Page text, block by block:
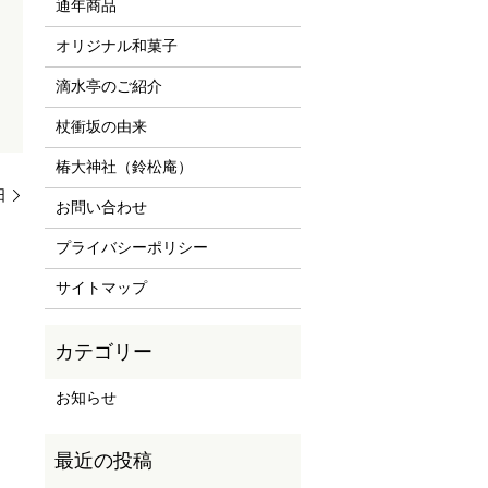
通年商品
オリジナル和菓子
滴水亭のご紹介
杖衝坂の由来
椿大神社（鈴松庵）
お問い合わせ
プライバシーポリシー
サイトマップ
お知らせ